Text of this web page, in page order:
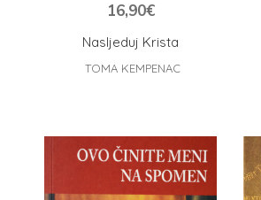
Nasljeduj Krista
16,90€
TOMA KEMPENAC